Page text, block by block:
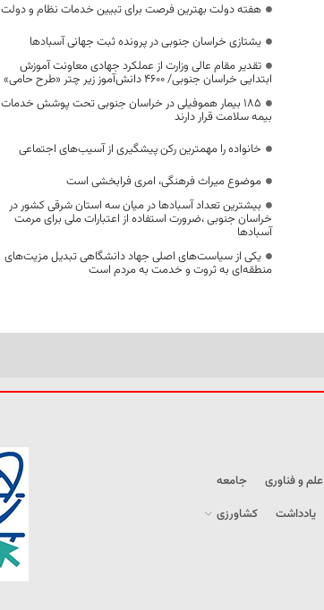
هفته دولت بهترین فرصت برای تبیین خدمات نظام و دولت
یشتازی خراسان جنوبی در پرونده ثبت جهانی آسبادها
تقدیر مقام عالی وزارت از عملکرد جهادی معاونت آموزش
ابتدایی خراسان جنوبی/ ۴۶۰۰ دانش‌آموز زیر چتر «طرح حامی»
۱۸۵ بیمار هموفیلی در خراسان جنوبی تحت پوشش خدمات
بیمه سلامت قرار دارند
خانواده را مهمترین رکن پیشگیری از آسیب‌های اجتماعی
موضوع میراث فرهنگی، امری فرابخشی است
بیشترین تعداد آسبادها در میان سه استان شرقی کشور در
خراسان جنوبی ،ضرورت استفاده از اعتبارات ملی برای مرمت
آسبادها
یکی از سیاست‌های اصلی جهاد دانشگاهی تبدیل مزیت‌های
منطقه‌ای به ثروت و خدمت به مردم است
علم و فناوری
جامعه
یادداشت
کشاورزی